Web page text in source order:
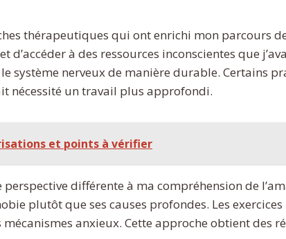
thérapeutiques qui ont enrichi mon parcours
à des ressources inconscientes que
système nerveux de manière durable. Certains
nécessité un travail plus approfondi.
et points à vérifier
différente à ma compréhension de
plutôt que ses causes profondes. Les
anxieux. Cette approche obtient des